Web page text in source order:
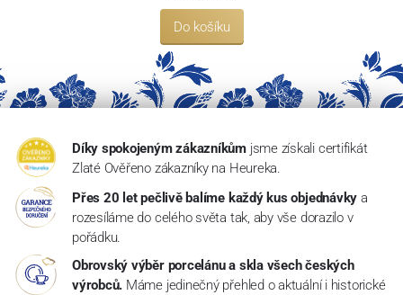
Do košíku
Díky spokojeným zákazníkům jsme získali certifikát
Zlaté Ověřeno zákazníky na Heureka.
Přes 20 let pečlivě balíme každý kus objednávky a
rozesíláme do celého světa tak, aby vše dorazilo v
pořádku.
Obrovský výběr porcelánu a skla všech českých
výrobců. Máme jedinečný přehled o aktuální i historické